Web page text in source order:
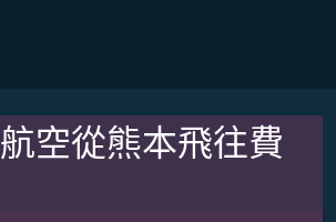
空從熊本飛往費